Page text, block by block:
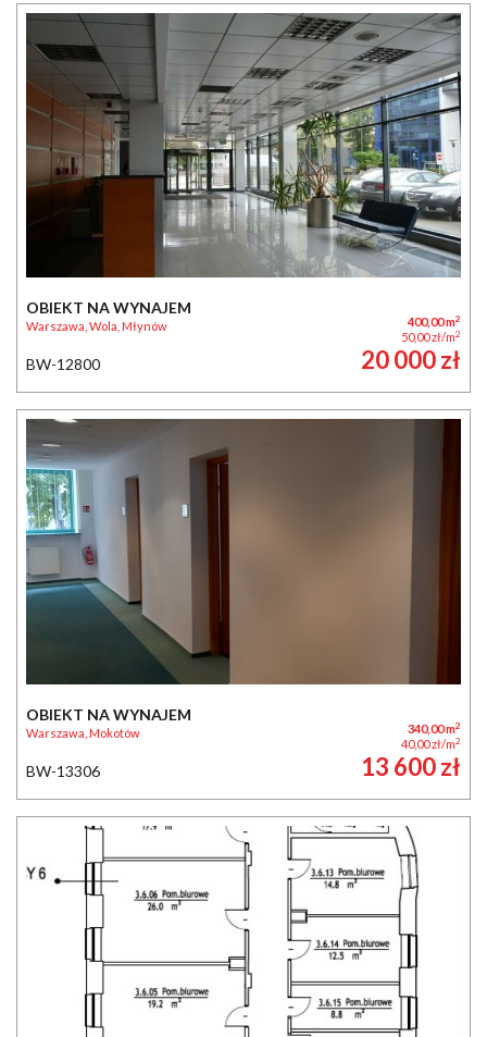
OBIEKT NA WYNAJEM
Warszawa, Wola, Młynów 400,00 m2
50,00 zł/m2
BW-12800 20 000 zł
OBIEKT NA WYNAJEM
Warszawa, Mokotów 340,00 m2
40,00 zł/m2
BW-13306 13 600 zł